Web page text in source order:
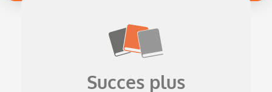
Succes plus